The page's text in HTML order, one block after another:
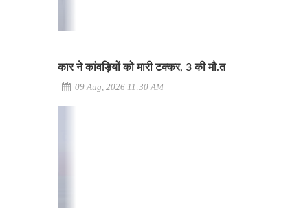
कार ने कांवड़ियों को मारी टक्कर, 3 की मौ.त
09 Aug, 2026 11:30 AM